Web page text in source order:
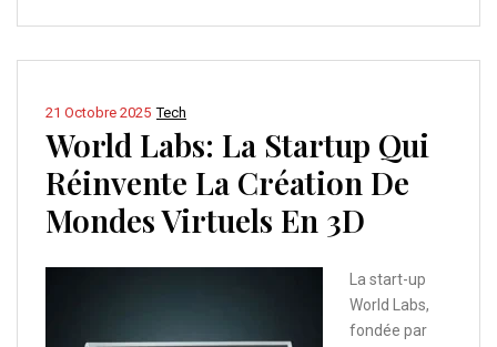
Tech
21 Octobre 2025
World Labs: La Startup Qui
Réinvente La Création De
Mondes Virtuels En 3D
La start-up
World Labs,
fondée par